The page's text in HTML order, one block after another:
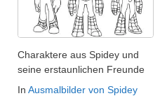
Charaktere aus Spidey und
seine erstaunlichen Freunde
In Ausmalbilder von Spidey